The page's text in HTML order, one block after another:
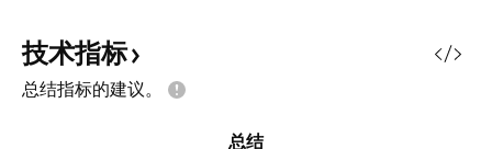
技术指标
总结指标的建议。
总结